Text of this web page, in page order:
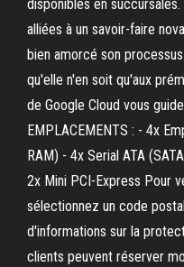
disponibles en
alliées à un savoir-faire
bien amorcé son
qu'elle n'en soit qu'aux
de Google Cloud vous
EMPLACEMENTS : - 4x
RAM) - 4x Serial ATA
2x Mini PCI-Express Pour
sélectionnez un code
d'informations sur la
clients peuvent réserver